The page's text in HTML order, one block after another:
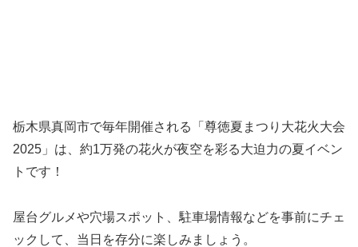
栃木県真岡市で毎年開催される「尊徳夏まつり大花火大会
2025」は、約1万発の花火が夜空を彩る大迫力の夏イベン
トです！
屋台グルメや穴場スポット、駐車場情報などを事前にチェ
ックして、当日を存分に楽しみましょう。